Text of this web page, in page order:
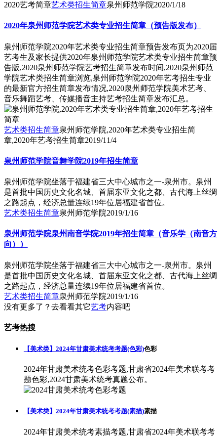
2020艺考简章艺术类招生简章泉州师范学院2020/1/18
2020年泉州师范学院艺术类专业招生简章（预告版发布）
泉州师范学院2020年艺术类专业招生简章预告发布页为2020届
艺考生及家长提供2020年泉州师范学院艺术类专业招生简章预
告版,2020泉州师范学院艺考招生简章发布时间,2020泉州师范
学院艺术类招生简章浏览,泉州师范学院2020年艺考招生专业
的最新官方招生简章发布情况,2020泉州师范学院美术艺考、
音乐舞蹈艺考、传媒播音主持艺考招生简章发布汇总。
艺术类招生简章泉州师范学院,2020年艺术类专业招生简
章,2020年艺考招生简章2019/11/4
泉州师范学院音舞学院2019年招生简章
泉州师范学院坐落于福建省三大中心城市之一-泉州市。泉州
是首批中国历史文化名城、首届东亚文化之都、古代海上丝绸
之路起点，经济总量连续19年位居福建省首位。
艺术类招生简章泉州师范学院2019/1/16
泉州师范学院泉州南音学院2019年招生简章（音乐学（南音方
向））
泉州师范学院坐落于福建省三大中心城市之一-泉州市。泉州
是首批中国历史文化名城、首届东亚文化之都、古代海上丝绸
之路起点，经济总量连续19年位居福建省首位。
艺术类招生简章泉州师范学院2019/1/16
没有更多了？去看看其它艺考内容吧
艺考热搜
【美术类】2024年甘肃美术统考考题(色彩)色彩
2024年甘肃美术统考色彩考题,甘肃省2024年美术联考考
题色彩,2024甘肃美术统考真题公布。
【美术类】2024年甘肃美术统考考题(素描)素描
2024年甘肃美术统考素描考题,甘肃省2024年美术联考考